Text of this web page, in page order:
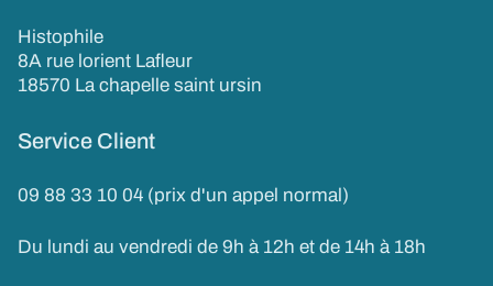
Histophile
8A rue lorient Lafleur
18570 La chapelle saint ursin
Service Client
09 88 33 10 04 (prix d'un appel normal)
Du lundi au vendredi de 9h à 12h et de 14h à 18h